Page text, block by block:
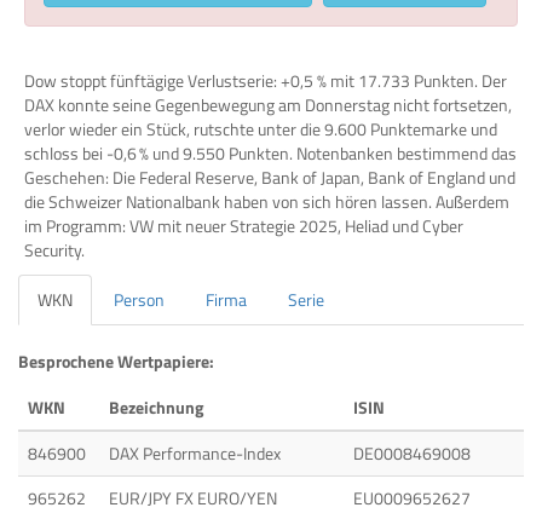
Dow stoppt fünftägige Verlustserie: +0,5 % mit 17.733 Punkten. Der
DAX konnte seine Gegenbewegung am Donnerstag nicht fortsetzen,
verlor wieder ein Stück, rutschte unter die 9.600 Punktemarke und
schloss bei -0,6 % und 9.550 Punkten. Notenbanken bestimmend das
Geschehen: Die Federal Reserve, Bank of Japan, Bank of England und
die Schweizer Nationalbank haben von sich hören lassen. Außerdem
im Programm: VW mit neuer Strategie 2025, Heliad und Cyber
Security.
WKN
Person Firma Serie
Besprochene Wertpapiere:
WKN
Bezeichnung
ISIN
846900
DAX Performance-Index
DE0008469008
965262
EUR/JPY FX EURO/YEN EU0009652627